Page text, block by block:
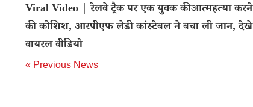
Viral Video | रेलवे ट्रैक पर एक युवक कीआत्महत्या करने
की कोशिश, आरपीएफ लेडी कांस्टेबल ने बचा ली जान, देखे
वायरल वीडियो
« Previous News